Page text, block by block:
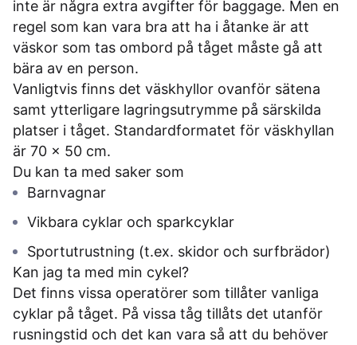
inte är några extra avgifter för baggage. Men en
regel som kan vara bra att ha i åtanke är att
väskor som tas ombord på tåget måste gå att
bära av en person.
Vanligtvis finns det väskhyllor ovanför sätena
samt ytterligare lagringsutrymme på särskilda
platser i tåget. Standardformatet för väskhyllan
är 70 x 50 cm.
Du kan ta med saker som
Barnvagnar
Vikbara cyklar och sparkcyklar
Sportutrustning (t.ex. skidor och surfbrädor)
Kan jag ta med min cykel?
Det finns vissa operatörer som tillåter vanliga
cyklar på tåget. På vissa tåg tillåts det utanför
rusningstid och det kan vara så att du behöver